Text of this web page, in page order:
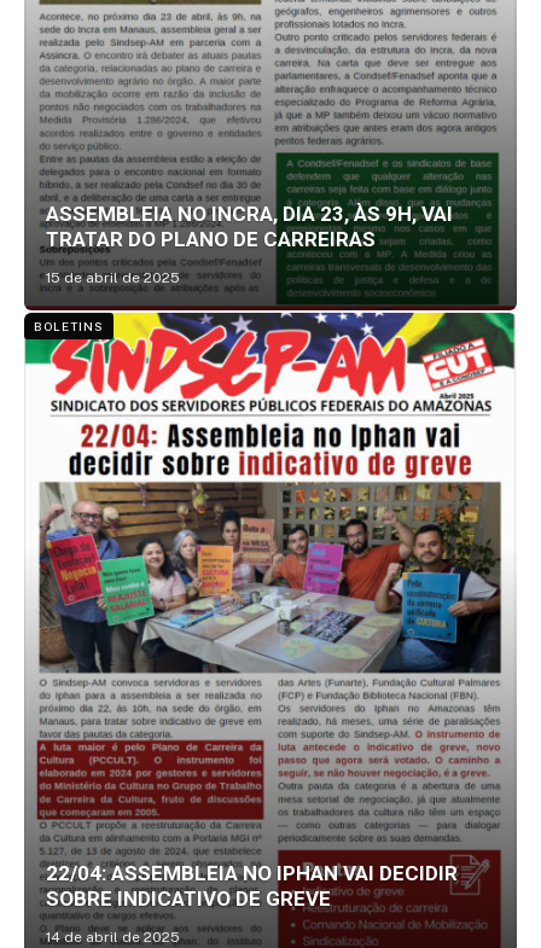
ASSEMBLEIA NO INCRA, DIA 23, ÀS 9H, VAI
TRATAR DO PLANO DE CARREIRAS
15 de abril de 2025
BOLETINS
22/04: ASSEMBLEIA NO IPHAN VAI DECIDIR
SOBRE INDICATIVO DE GREVE
14 de abril de 2025